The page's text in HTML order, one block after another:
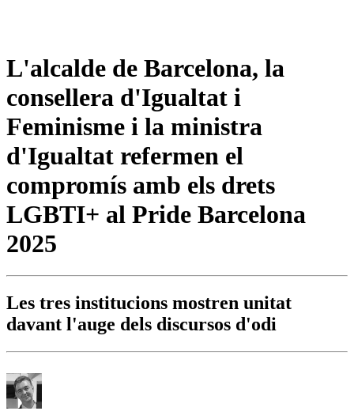
L'alcalde de Barcelona, la
consellera d'Igualtat i
Feminisme i la ministra
d'Igualtat refermen el
compromís amb els drets
LGBTI+ al Pride Barcelona
2025
Les tres institucions mostren unitat
davant l'auge dels discursos d'odi